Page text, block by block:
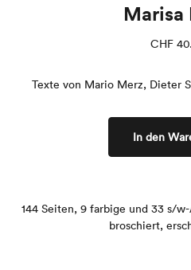
Marisa
CHF
Texte von Mario Merz, Dieter
In den
144 Seiten, 9 farbige und 33 s/
broschiert,